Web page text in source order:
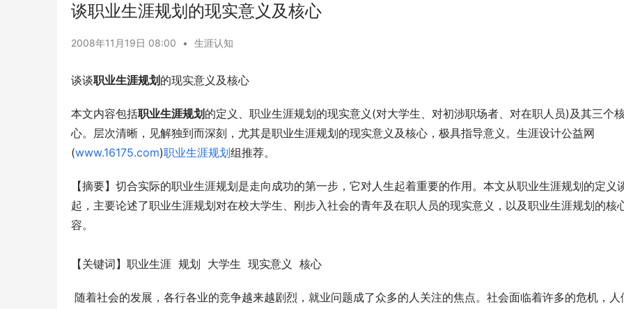
谈职业生涯规划的现实意义及核心
2008年11月19日 08:00 • 生涯认知
谈谈职业生涯规划 的现实意义及核心
本文内容包括职业生涯规划 的定义、职业生涯规划的现实意义(对大学生、对初涉职场者、对在职人员)及其三个
心。层次清晰，见解独到而深刻，尤其是职业生涯规划的现实意义及核心，极具指导意义。生涯设计公益网
(www.16175.com)职业生涯规划组推荐。
【摘要】切合实际的职业生涯规划是走向成功的第一步，它对人生起着重要的作用。本文从职业生涯规划的定义
起，主要论述了职业生涯规划对在校大学生、刚步入社会的青年及在职人员的现实意义，以及职业生涯规划的核
容。
【关键词】职业生涯  规划  大学生  现实意义  核心
随着社会的发展，各行各业的竞争越来越剧烈，就业问题成了众多的人关注的焦点。社会面临着许多的危机，人